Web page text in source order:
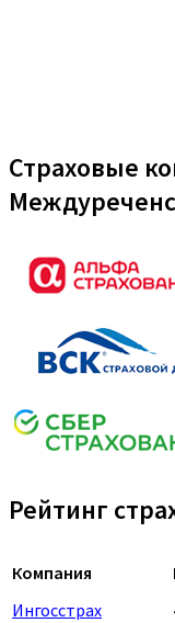
Страховые
Рейтинг
Компания
Ингосстрах